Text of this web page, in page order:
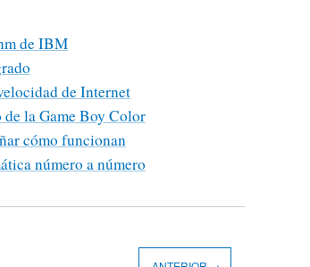
de IBM
de Internet
la Game Boy Color
cómo funcionan
número a número